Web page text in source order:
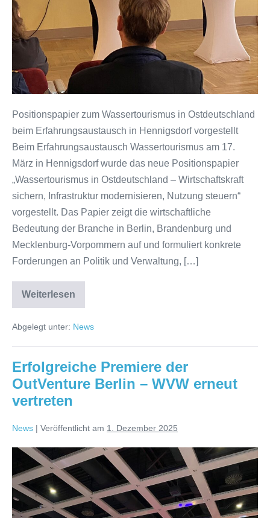
Positionspapier zum Wassertourismus in Ostdeutschland
beim Erfahrungsaustausch in Hennigsdorf vorgestellt
Beim Erfahrungsaustausch Wassertourismus am 17.
März in Hennigsdorf wurde das neue Positionspapier
„Wassertourismus in Ostdeutschland – Wirtschaftskraft
sichern, Infrastruktur modernisieren, Nutzung steuern“
vorgestellt. Das Papier zeigt die wirtschaftliche
Bedeutung der Branche in Berlin, Brandenburg und
Mecklenburg-Vorpommern auf und formuliert konkrete
Forderungen an Politik und Verwaltung, […]
WeiterlesenPositionspapier
zum
in
beim
in
Hennigsdorf
vorgestellt
Abgelegt unter: News
Erfolgreiche Premiere der
OutVenture Berlin – WVW erneut
vertreten
News | Veröffentlicht am 1. Dezember 2025
Erfolgreiche
Premiere
der
OutVenture